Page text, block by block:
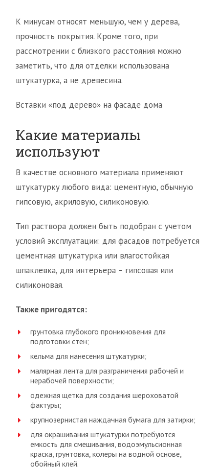
К минусам относят меньшую, чем у дерева,
прочность покрытия. Кроме того, при
рассмотрении с близкого расстояния можно
заметить, что для отделки использована
штукатурка, а не древесина.
Вставки «под дерево» на фасаде дома
Какие материалы
используют
В качестве основного материала применяют
штукатурку любого вида: цементную, обычную
гипсовую, акриловую, силиконовую.
Тип раствора должен быть подобран с учетом
условий эксплуатации: для фасадов потребуется
цементная штукатурка или влагостойкая
шпаклевка, для интерьера – гипсовая или
силиконовая.
Также пригодятся:
грунтовка глубокого проникновения для
подготовки стен;
кельма для нанесения штукатурки;
малярная лента для разграничения рабочей и
нерабочей поверхности;
одежная щетка для создания шероховатой
фактуры;
крупнозернистая наждачная бумага для затирки;
для окрашивания штукатурки потребуются
емкость для смешивания, водоэмульсионная
краска, грунтовка, колеры на водной основе,
обойный клей.